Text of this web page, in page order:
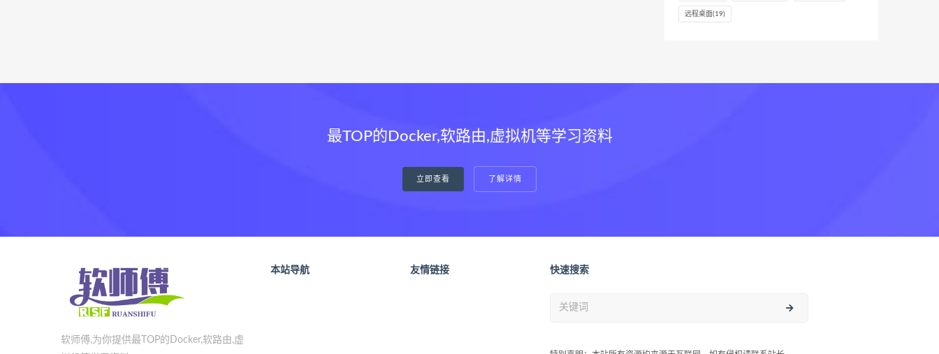
远程桌面(19)
最TOP的Docker,软路由,虚拟机等学习资料
立即查看 了解详情
软师傅,为你提供最TOP的Docker,软路由,虚
本站导航 友情链接 快速搜索